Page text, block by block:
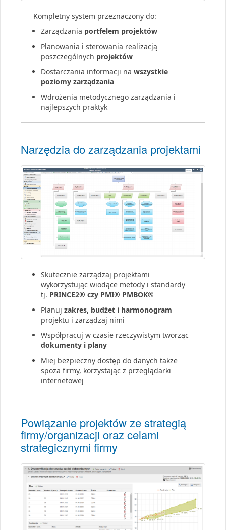
Kompletny system przeznaczony do:
Zarządzania portfelem projektów
Planowania i sterowania realizacją
poszczególnych projektów
Dostarczania informacji na wszystkie
poziomy zarządzania
Wdrożenia metodycznego zarządzania i
najlepszych praktyk
Narzędzia do zarządzania projektami
Skutecznie zarządzaj projektami
wykorzystując wiodące metody i standardy
tj. PRINCE2® czy PMI® PMBOK®
Planuj zakres, budżet i harmonogram
projektu i zarządzaj nimi
Współpracuj w czasie rzeczywistym tworząc
dokumenty i plany
Miej bezpieczny dostęp do danych także
spoza firmy, korzystając z przeglądarki
internetowej
Powiązanie projektów ze strategią
firmy/organizacji oraz celami
strategicznymi firmy